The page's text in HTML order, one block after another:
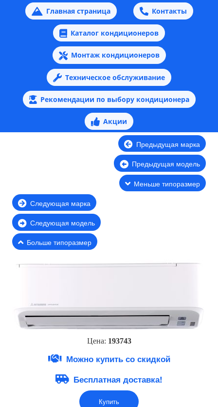
Главная страница Контакты
Каталог кондиционеров
Монтаж кондиционеров
Техническое обслуживание
Рекомендации по выбору кондиционера
Акции
Предыдущая марка
Предыдущая модель
Меньше типоразмер
Следующая марка
Следующая модель
Больше типоразмер
Цена: 193743
Можно купить со скидкой
Бесплатная доставка!
Купить